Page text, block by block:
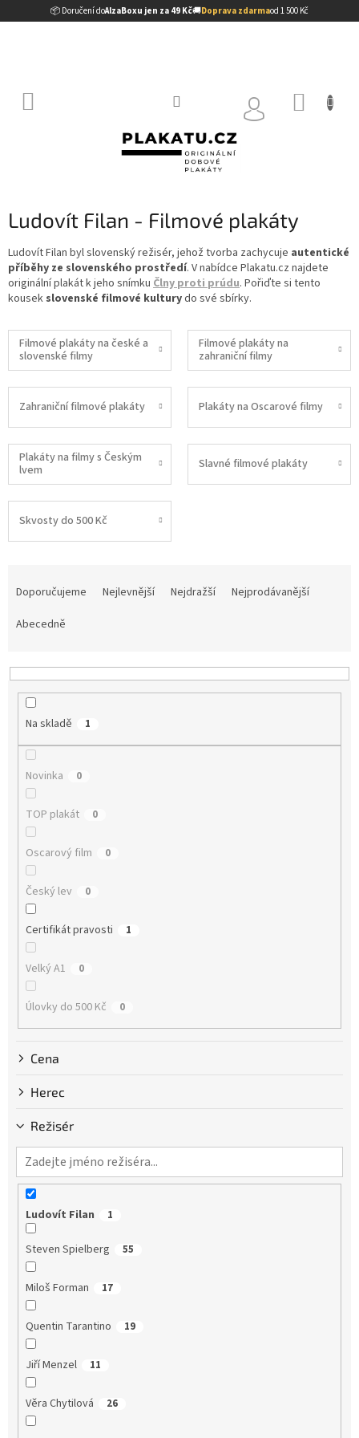
📦 Doručení doAlzaBoxu jen za 49 Kč🚚Doprava zdarmaod 1 500 Kč
na
Ludovít Filan - Filmové plakáty
Ludovít Filan byl slovenský režisér, jehož tvorba zachycuje autentické
příběhy ze slovenského prostředí. V nabídce Plakatu.cz najdete
originální plakát k jeho snímku Člny proti prúdu. Pořiďte si tento
kousek slovenské filmové kulturydo své sbírky.
Filmové plakáty na české a
slovenské filmy
Filmové plakáty na
zahraniční filmy
Zahraniční filmové plakáty Plakáty na Oscarové filmy
Plakáty na filmy s Českým
lvem
Slavné filmové plakáty
Skvosty do 500 Kč
p
Doporučujeme Nejlevnější Nejdražší
Nejprodávanější
Abecedně
Na skladě 1
Novinka 0
TOP plakát 0
Oscarový film 0
Český lev 0
Certifikát pravosti 1
Velký A1 0
Úlovky do 500 Kč 0
Cena
Herec
Režisér
Ludovít Filan 1
Steven Spielberg 55
Miloš Forman 17
Quentin Tarantino 19
Jiří Menzel 11
Věra Chytilová 26